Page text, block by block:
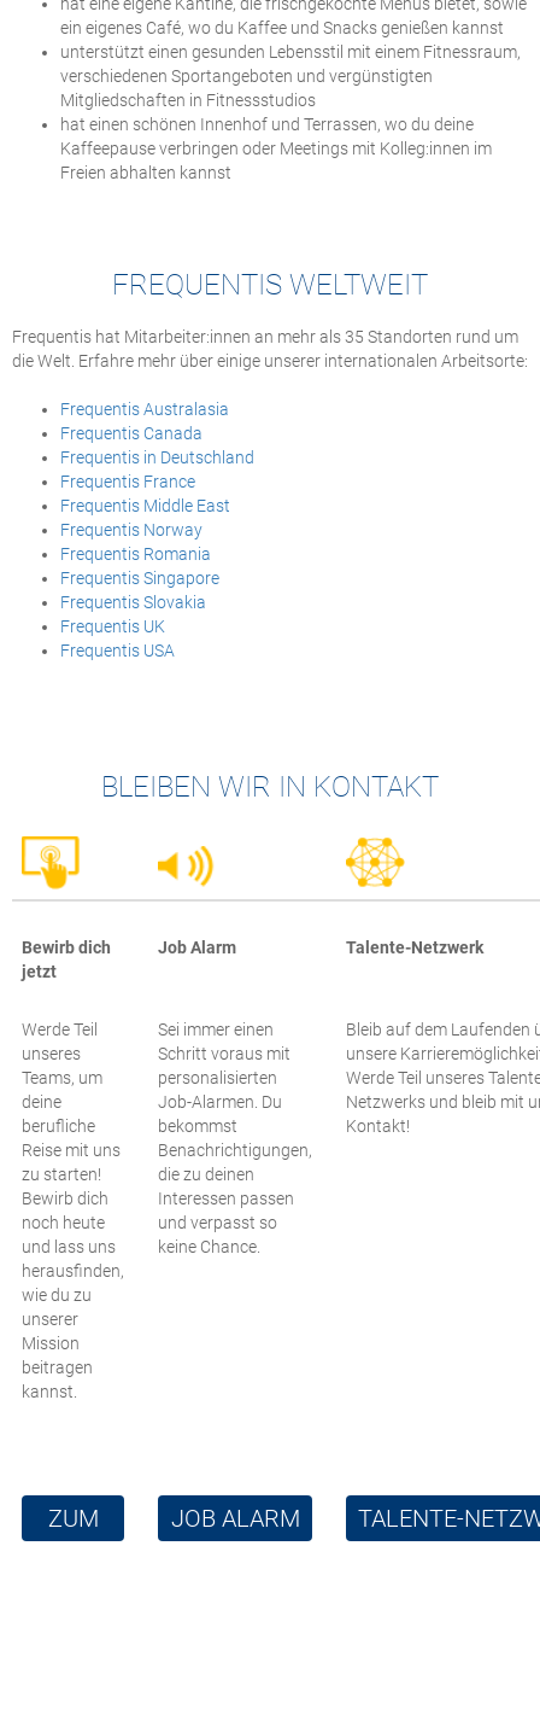
ein eigenes Café, wo du Kaffee und Snacks genießen kannst
unterstützt einen gesunden Lebensstil mit einem Fitnessraum,
verschiedenen Sportangeboten und vergünstigten
Mitgliedschaften in Fitnessstudios
hat einen schönen Innenhof und Terrassen, wo du deine
Kaffeepause verbringen oder Meetings mit Kolleg:innen im
Freien abhalten kannst
FREQUENTIS WELTWEIT
Frequentis hat Mitarbeiter:innen an mehr als 35 Standorten rund um
die Welt. Erfahre mehr über einige unserer internationalen Arbeitsorte:
Frequentis Australasia
Frequentis Canada
Frequentis in Deutschland
Frequentis France
Frequentis Middle East
Frequentis Norway
Frequentis Romania
Frequentis Singapore
Frequentis Slovakia
Frequentis UK
Frequentis USA
BLEIBEN WIR IN KONTAKT
Bewirb dich
jetzt
Job Alarm Talente-Netzwerk
Werde Teil
unseres
Teams, um
deine
berufliche
Reise mit uns
zu starten!
Bewirb dich
noch heute
und lass uns
herausfinden,
wie du zu
unserer
Mission
beitragen
kannst.
Sei immer einen
Schritt voraus mit
personalisierten
Job-Alarmen. Du
bekommst
Benachrichtigungen,
die zu deinen
Interessen passen
und verpasst so
keine Chance.
Bleib auf dem Laufenden
unsere
Werde Teil unseres
Netzwerks und bleib mit
Kontakt!
ZUM JOB ALARM TALENTE-